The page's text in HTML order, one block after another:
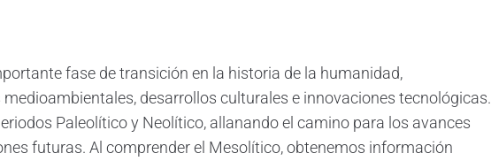
fase de transición en la historia de la humanidad,
desarrollos culturales e innovaciones tecnológicas.
Paleolítico y Neolítico, allanando el camino para los avances
futuras. Al comprender el Mesolítico, obtenemos información